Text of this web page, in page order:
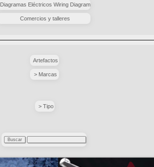
Diagramas Eléctricos Wiring Diagram
Comercios y talleres
Artefactos
> Marcas
> Tipo